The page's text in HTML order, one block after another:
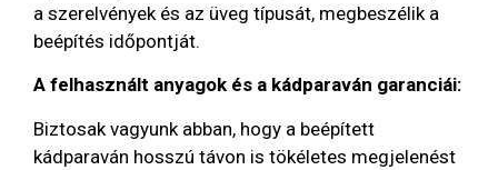
a szerelvények és az üveg típusát, megbeszélik a
beépítés időpontját.
A felhasznált anyagok és a kádparaván garanciái:
Biztosak vagyunk abban, hogy a beépített
kádparaván hosszú távon is tökéletes megjelenést